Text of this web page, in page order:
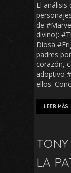
El análisis
de
divino):
Diosa
padres
corazón,
adoptivo
ellos.
LEER MÁS
TONY
LA